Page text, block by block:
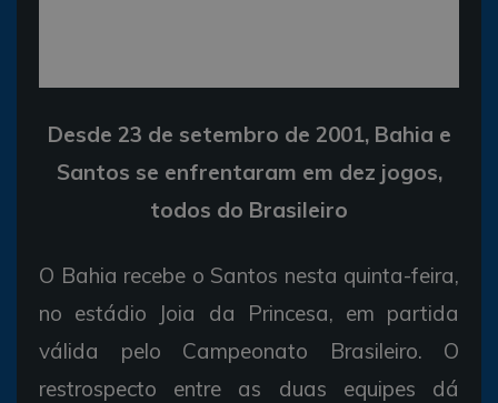
Desde 23 de setembro de 2001, Bahia e
Santos se enfrentaram em dez jogos,
todos do Brasileiro
O Bahia recebe o Santos nesta quinta-feira,
no estádio Joia da Princesa, em partida
válida pelo Campeonato Brasileiro. O
restrospecto entre as duas equipes dá